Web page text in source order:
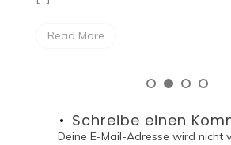
Schreibe einen
Deine E-Mail-Adresse wird nicht